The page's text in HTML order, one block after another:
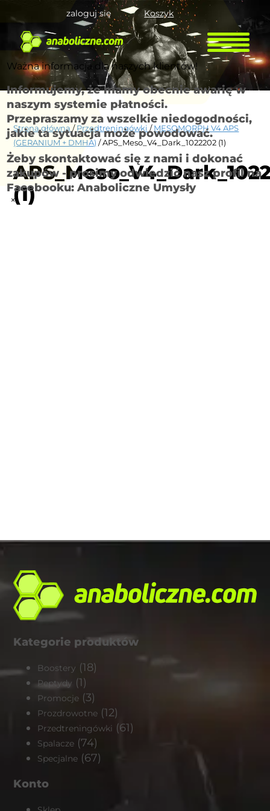
Koszyk
zaloguj się
Strona główna /Przedtreningówki /MESOMORPH V4 APS
(GERANIUM + DMHA) / APS_Meso_V4_Dark_1022202 (1)
(1)
Kategorie produktów
Boostery (18)
Peptydy (1)
Promocje (3)
Prozdrowotne (12)
Przedtreningówki (61)
Spalacze (74)
Specjalne (67)
Konto
Ważna informacja dla naszych klientów!
Informujemy, że mamy obecnie awarię w
naszym systemie płatności.
Przepraszamy za wszelkie niedogodności,
jakie ta sytuacja może powodować.
Żeby skontaktować się z nami i dokonać
zakupów - prosimy odwiedzić nasz profil na
Facebooku: Anaboliczne Umysły
×